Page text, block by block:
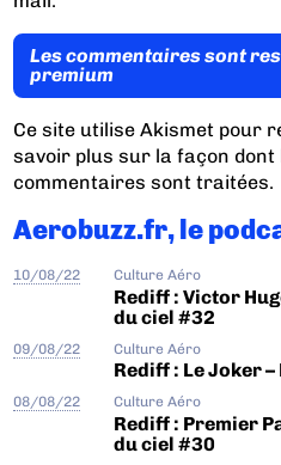
Les commentaires sont
premium
Ce site utilise Akismet pour
savoir plus sur la façon dont
commentaires sont traitées.
Aerobuzz.fr, le
10/08/22 Culture Aéro
Rediff : Victor
du ciel #32
09/08/22 Culture Aéro
Rediff : Le Joker
08/08/22 Culture Aéro
Rediff : Premier
du ciel #30